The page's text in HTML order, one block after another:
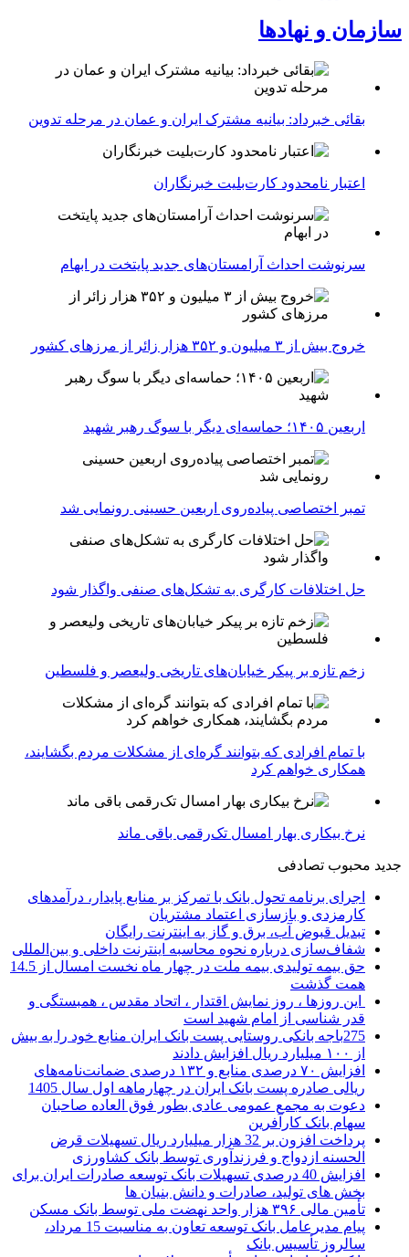
سازمان و نهادها
بقائی خبرداد: بیانیه مشترک ایران و عمان در مرحله تدوین
اعتبار نامحدود کارت‌بلیت خبرنگاران
سرنوشت احداث آرامستان‌های جدید پایتخت در ابهام
خروج بیش از ۳ میلیون و ۳۵۲ هزار زائر از مرزهای کشور
اربعین ۱۴۰۵؛ حماسه‌ای دیگر با سوگ رهبر شهید
تمبر اختصاصی پیاده‌روی اربعین حسینی رونمایی شد
حل اختلافات کارگری به تشکل‌های صنفی واگذار شود
زخم تازه بر پیکر خیابان‌های تاریخی ولیعصر و فلسطین
با تمام افرادی که بتوانند گره‌ای از مشکلات مردم بگشایند،
همکاری خواهم کرد
نرخ بیکاری بهار امسال تک‌رقمی باقی ماند
جدید محبوب تصادفی
اجرای برنامه تحول بانک با تمرکز بر منابع پایدار، درآمدهای
کارمزدی و بازسازی اعتماد مشتریان
تبدیل قبوض آب، برق و گاز به اینترنت رایگان
شفاف‌سازی درباره نحوه محاسبه اینترنت داخلی و بین‌المللی
حق بیمه تولیدی بیمه ملت در چهار ماه نخست امسال از 14.5
همت گذشت
این روزها ، روز نمایش اقتدار ، اتحاد مقدس ، همبستگی و
قدر شناسی از امام شهید است
275باجه بانکی روستایی پست بانک ایران منابع خود را به بیش
از ۱۰۰ میلیارد ریال افزایش دادند
افزایش ۷۰ درصدی منابع و ۱۳۲ درصدی ضمانت‌نامه‌های
ریالی صادره پست بانک ایران در چهارماهه اول سال 1405
دعوت به مجمع عمومی عادی بطور فوق العاده صاحبان
سهام بانک کارآفرین
پرداخت افزون بر 32 هزار میلیارد ریال تسهیلات قرض
الحسنه ازدواج و فرزندآوری توسط بانک کشاورزی
افزایش 40 درصدی تسهیلات بانک توسعه صادرات ایران برای
بخش های تولید، صادرات و دانش بنیان ها
تأمین مالی ۳۹۶ هزار واحد نهضت ملی توسط بانک مسکن
پیام مدیرعامل بانک توسعه تعاون به مناسبت 15 مرداد،
سالروز تأسیس بانک